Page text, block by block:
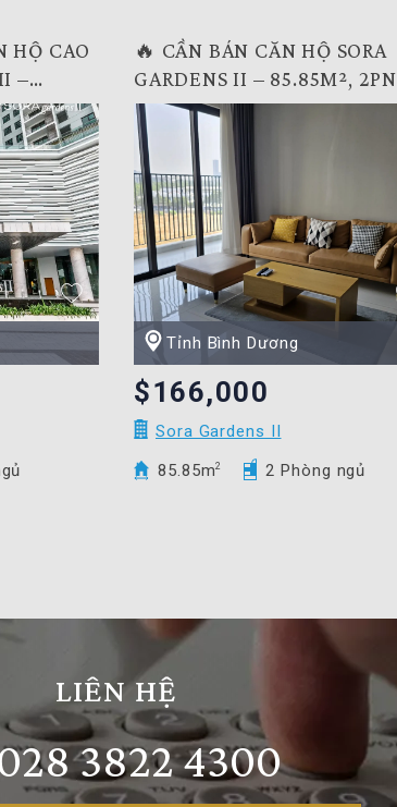
HỘ CAO
–
– VIEW
🔥 CẦN BÁN CĂN HỘ SORA
GARDENS II – 85.85M², 2PN
2WC KÈM NỘI THẤT🔥
Tỉnh Bình Dương
$166,000
Sora Gardens II
85.85m2 2 Phòng ngủ
LIÊN HỆ
3822 4300